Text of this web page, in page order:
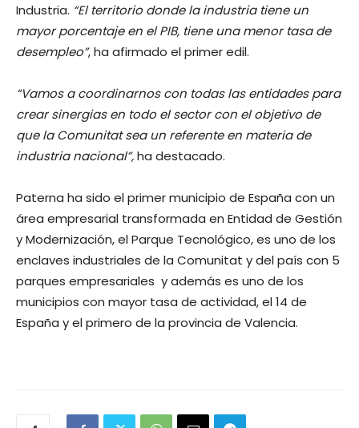
Industria. “El territorio donde la industria tiene un
mayor porcentaje en el PIB, tiene una menor tasa de
desempleo”, ha afirmado el primer edil.
“Vamos a coordinarnos con todas las entidades para
crear sinergias en todo el sector con el objetivo de
que la Comunitat sea un referente en materia de
industria nacional”,ha destacado.
Paterna ha sido el primer municipio de España con un
área empresarial transformada en Entidad de Gestión
y Modernización, el Parque Tecnológico, es uno de los
enclaves industriales de la Comunitat y del país con 5
parques empresariales y además es uno de los
municipios con mayor tasa de actividad, el 14 de
España y el primero de la provincia de Valencia.